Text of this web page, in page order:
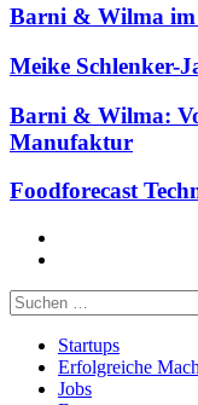
Barni & Wilma
Meike Schlenker-
Barni & Wilma:
Manufaktur
Foodforecast
Suchen
nach:
Startups
Erfolgreiche
Jobs